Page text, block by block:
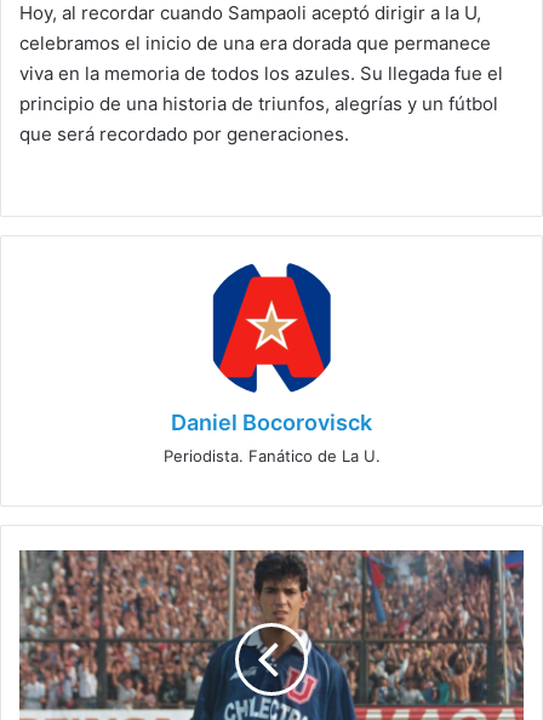
Hoy, al recordar cuando Sampaoli aceptó dirigir a la U,
celebramos el inicio de una era dorada que permanece
viva en la memoria de todos los azules. Su llegada fue el
principio de una historia de triunfos, alegrías y un fútbol
que será recordado por generaciones.
Daniel Bocorovisck
Periodista. Fanático de La U.
La
urgencia
de
un
centrodelantero:
"Debe
llegar